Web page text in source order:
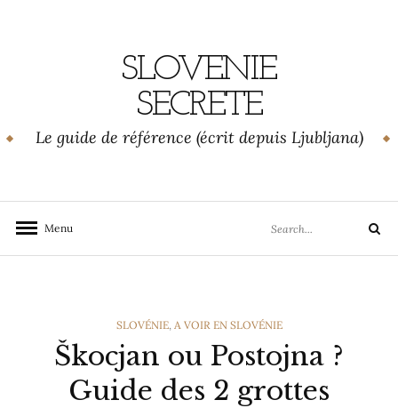
SLOVENIE
SECRETE
Le guide de référence (écrit depuis Ljubljana)
Menu
for:
Search
CATEGORIES
SLOVÉNIE, A VOIR EN SLOVÉNIE
Škocjan ou Postojna ?
Guide des 2 grottes